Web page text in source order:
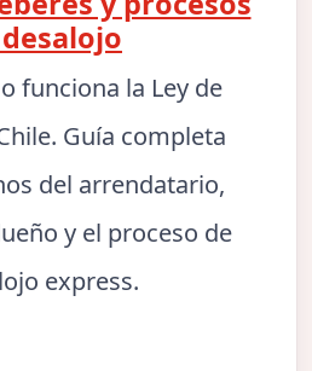
funciona la Ley de
Guía completa
del arrendatario,
y el proceso de
express.